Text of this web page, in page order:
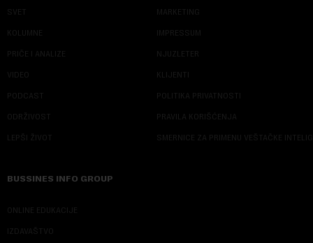
SVET
KOLUMNE
PRIČE I ANALIZE
VIDEO
PODCAST
ODRŽIVOST
LEPŠI ŽIVOT
MARKETING
IMPRESSUM
NJUZLETER
KLIJENTI
POLITIKA PRIVATNOSTI
PRAVILA KORIŠĆENJA
SMERNICE ZA PRIMENU VEŠTAČKE
BUSSINES INFO GROUP
ONLINE EDUKACIJE
IZDAVAŠTVO